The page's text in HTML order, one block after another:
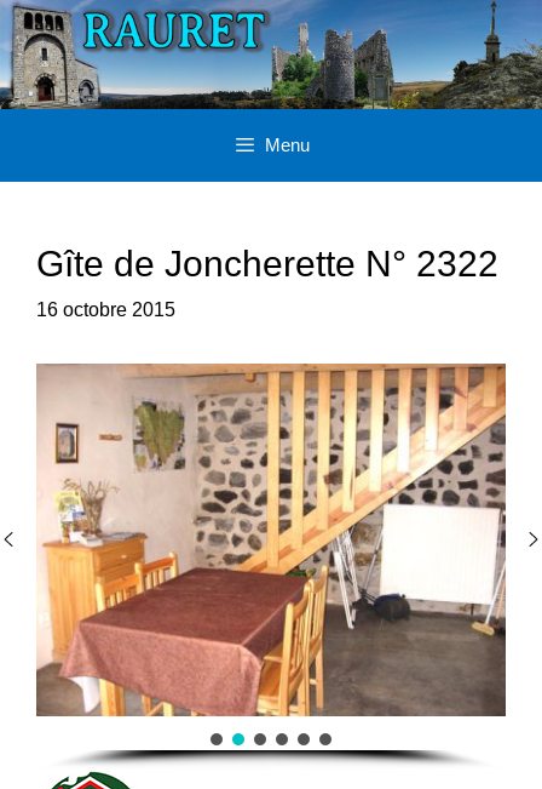
Aller
au
contenu
Menu
Gîte de Joncherette N° 2322
16 octobre 2015